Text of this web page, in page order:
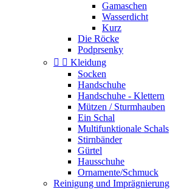
Gamaschen
Wasserdicht
Kurz
Die Röcke
Podprsenky
  Kleidung
Socken
Handschuhe
Handschuhe - Klettern
Mützen / Sturmhauben
Ein Schal
Multifunktionale Schals
Stirnbänder
Gürtel
Hausschuhe
Ornamente/Schmuck
Reinigung und Imprägnierung